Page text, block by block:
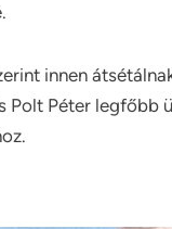
innen
Polt Péter legfőbb